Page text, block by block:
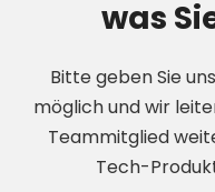
was
Bitte geben Sie
möglich und wir
Teammitglied
Tech-